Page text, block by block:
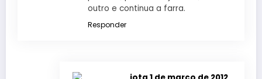
outro e continua a farra.
Responder